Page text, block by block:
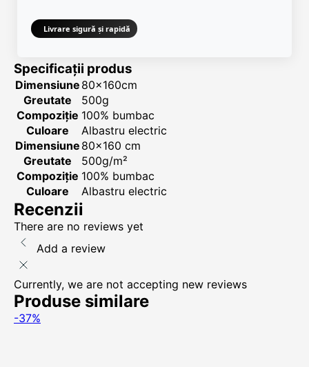
Livrare sigură și rapidă
Specificații produs
Dimensiune 80x160cm
Greutate
500g
Compoziție 100% bumbac
Culoare
Albastru electric
Dimensiune 80x160 cm
Greutate
500g/m²
Compoziție 100% bumbac
Culoare
Albastru electric
Recenzii
There are no reviews yet
Add a review
Currently, we are not accepting new reviews
Produse similare
-37%